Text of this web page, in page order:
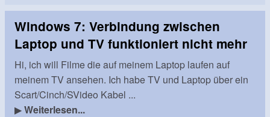
Windows 7: Verbindung zwischen
Laptop und TV funktioniert nicht mehr
Hi, ich will Filme die auf meinem Laptop laufen auf
meinem TV ansehen. Ich habe TV und Laptop über ein
Scart/Cinch/SVideo Kabel ...
▶Weiterlesen...